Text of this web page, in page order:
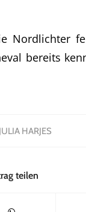
Nordlichter
bereits
JULIA HARJES
teilen